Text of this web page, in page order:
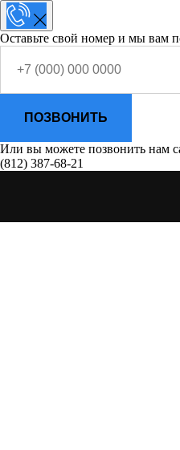
Оставьте свой номер и мы вам
ПОЗВОНИТЬ
Или вы можете позвонить нам
(812) 387-68-21